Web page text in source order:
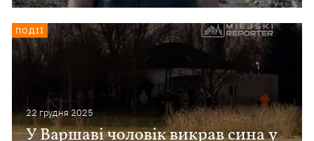
22 грудня 2025
У Варшаві чоловік викрав сина у
ПОДІЇ